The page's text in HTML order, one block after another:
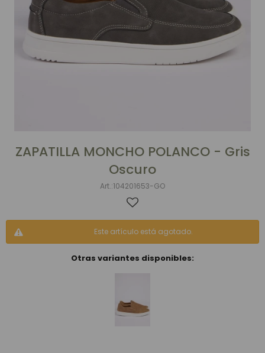
ZAPATILLA MONCHO POLANCO - Gris
Oscuro
104201653-GO
Este artículo está agotado.
Otras variantes disponibles: